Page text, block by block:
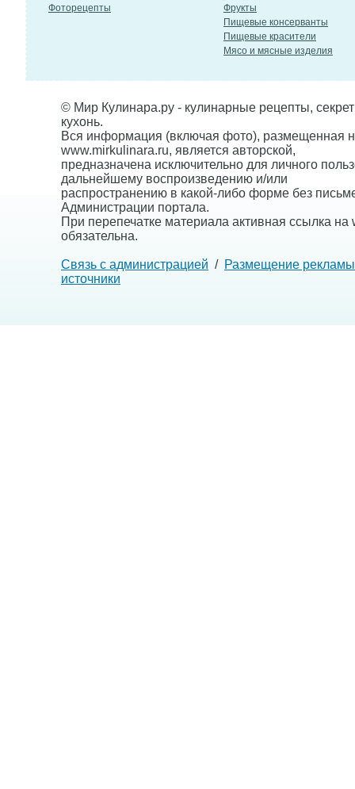
Фоторецепты
Фрукты
Пищевые консерванты
Пищевые красители
Мясо и мясные изделия
© Мир Кулинара.ру - кулинарные рецепты,
кухонь.
Вся информация (включая фото), размещенная
www.mirkulinara.ru, является авторской,
предназначена исключительно для личного
дальнейшему воспроизведению и/или
распространению в какой-либо форме без
Администрации портала.
При перепечатке материала активная ссылка на
обязательна.
Связь с администрацией / Размещение рекламы
источники